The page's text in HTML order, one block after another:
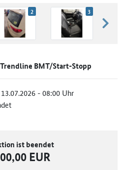
2 3
BMT/Start-Stopp
- 08:00 Uhr
ist beendet
EUR